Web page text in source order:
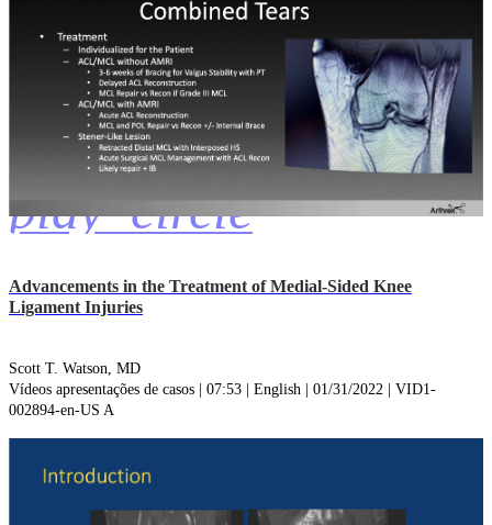
play_circle
Advancements in the Treatment of Medial-Sided Knee
Ligament Injuries
Scott T. Watson, MD
Vídeos apresentações de casos | 07:53 | English | 01/31/2022 | VID1-
002894-en-US A